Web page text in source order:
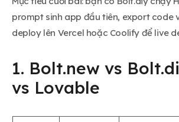
prompt sinh app đầu tiên, export code
deploy lên Vercel hoặc Coolify để live
1. Bolt.new vs
vs Lovable